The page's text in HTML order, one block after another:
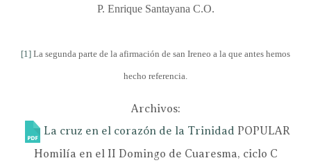
P. Enrique Santayana C.O.
[1] La segunda parte de la afirmación de san Ireneo a la que antes hemos
hecho referencia.
Archivos:
La cruz en el corazón de la Trinidad POPULAR
Homilía en el II Domingo de Cuaresma, ciclo C